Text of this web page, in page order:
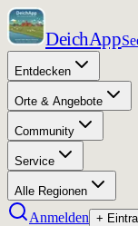
DeichApp
Entdecken
Orte & Angebote
Community
Service
Alle Regionen
Anmelden +